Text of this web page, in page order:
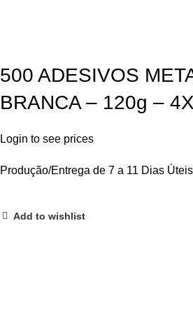
500 ADESIVOS
BRANCA – 120g –
Login to see prices
Produção/Entrega de 7 a 11 Dias Úteis
Add to wishlist